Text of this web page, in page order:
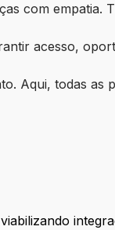
com
acesso,
Aqui, todas as